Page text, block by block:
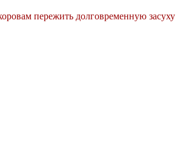
пережить долговременную засуху